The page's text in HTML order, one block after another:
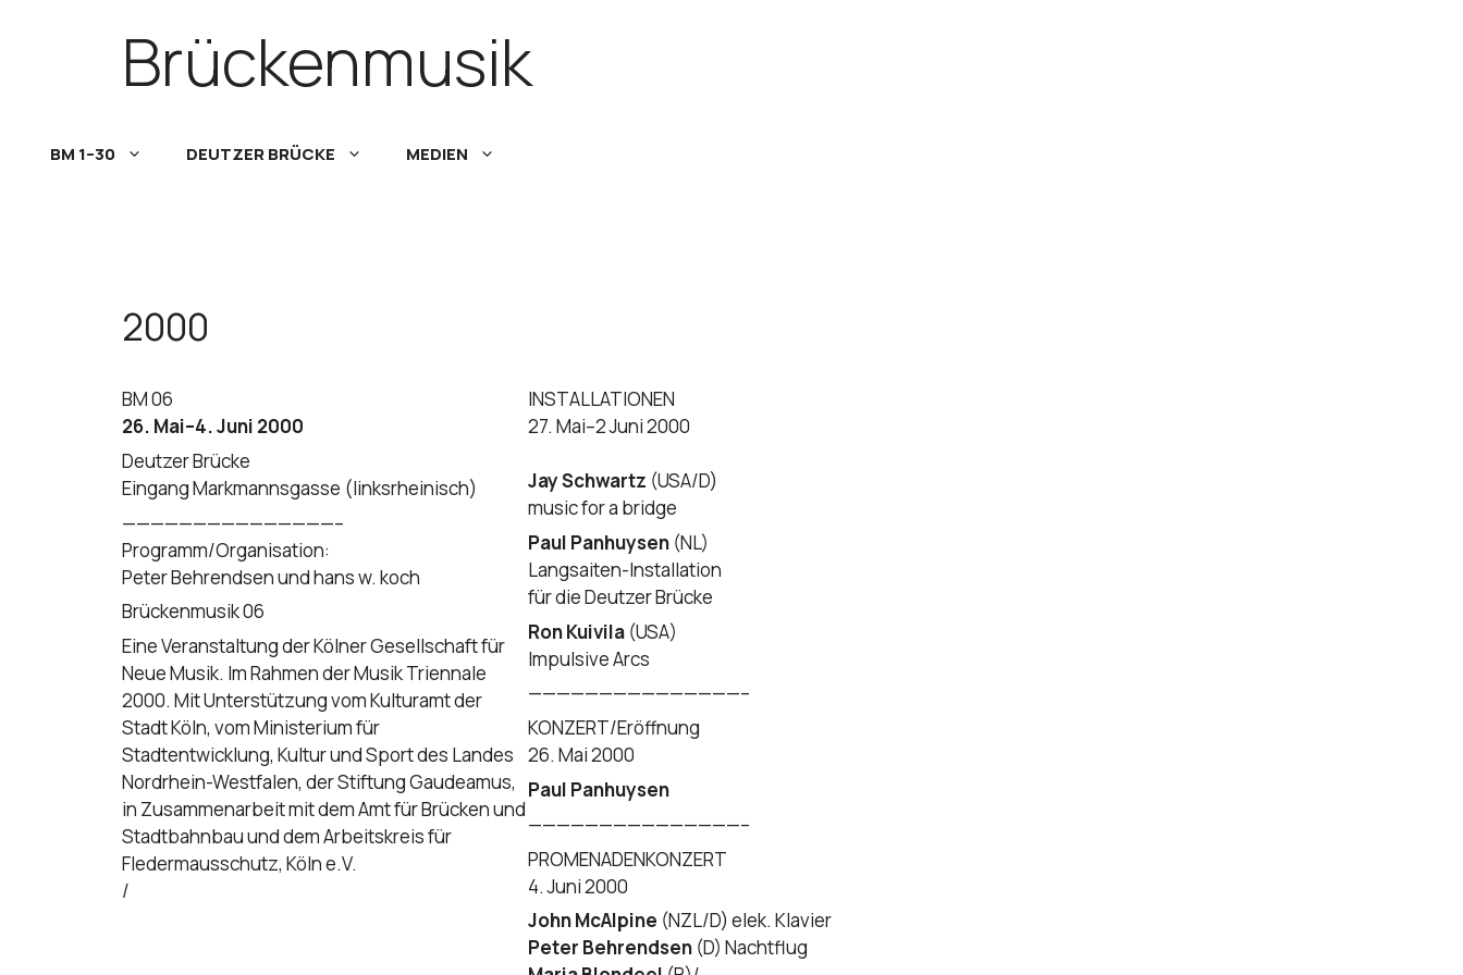
Brückenmusik
BM 1–30 DEUTZER BRÜCKE MEDIEN
2000
BM 06
26. Mai–4. Juni 2000
Deutzer Brücke
Eingang Markmannsgasse (linksrheinisch)
———————————————–
Programm/Organisation:
Peter Behrendsen und hans w. koch
Brückenmusik 06
Eine Veranstaltung der Kölner Gesellschaft für
Neue Musik. Im Rahmen der Musik Triennale
2000. Mit Unterstützung vom Kulturamt der
Stadt Köln, vom Ministerium für
Stadtentwicklung, Kultur und Sport des Landes
Nordrhein-Westfalen, der Stiftung Gaudeamus,
in Zusammenarbeit mit dem Amt für Brücken und
Stadtbahnbau und dem Arbeitskreis für
Fledermausschutz, Köln e.V.
/
INSTALLATIONEN
27. Mai–2 Juni 2000
Jay Schwartz (USA/D)
music for a bridge
Paul Panhuysen (NL)
Langsaiten-Installation
für die Deutzer Brücke
Ron Kuivila (USA)
Impulsive Arcs
———————————————–
KONZERT/Eröffnung
26. Mai 2000
Paul Panhuysen
———————————————–
PROMENADENKONZERT
4. Juni 2000
John McAlpine (NZL/D) elek. Klavier
Peter Behrendsen (D) Nachtflug